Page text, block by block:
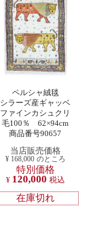
ペルシャ絨毯
シラーズ産ギャッベ
ファインカシュクリ
毛100％ 62×94cm
商品番号90657
当店販売価格
¥ 168,000 のところ
特別価格
¥ 120,000 税込
在庫切れ